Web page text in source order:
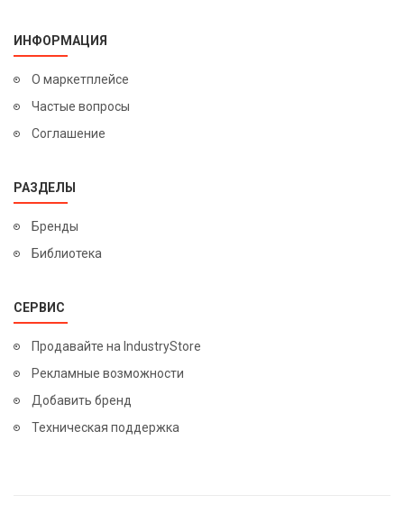
ИНФОРМАЦИЯ
О маркетплейсе
Частые вопросы
Соглашение
РАЗДЕЛЫ
Бренды
Библиотека
СЕРВИС
Продавайте на IndustryStore
Рекламные возможности
Добавить бренд
Техническая поддержка